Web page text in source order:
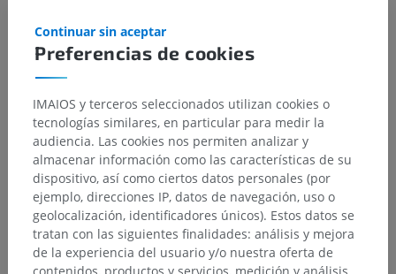
Preferencias de cookies
Continuar sin aceptar
IMAIOS y terceros seleccionados utilizan cookies o
tecnologías similares, en particular para medir la
audiencia. Las cookies nos permiten analizar y
almacenar información como las características de su
dispositivo, así como ciertos datos personales (por
ejemplo, direcciones IP, datos de navegación, uso o
geolocalización, identificadores únicos). Estos datos se
tratan con las siguientes finalidades: análisis y mejora
de la experiencia del usuario y/o nuestra oferta de